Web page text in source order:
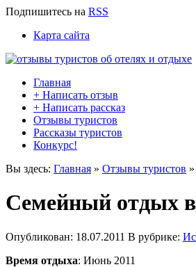
Подпишитесь на RSS
Карта сайта
Главная
+ Написать отзыв
+ Написать рассказ
Отзывы туристов
Рассказы туристов
Конкурс!
Вы здесь: Главная » Отзывы туристов »
Семейный отдых
Опубликован: 18.07.2011 В рубрике:
Время отдыха: Июнь 2011